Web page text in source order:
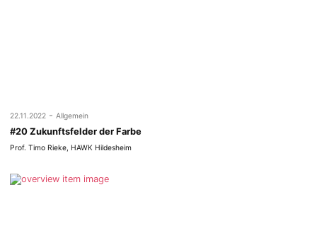
22.11.2022 - Allgemein
#20 Zukunftsfelder der Farbe
Prof. Timo Rieke, HAWK Hildesheim